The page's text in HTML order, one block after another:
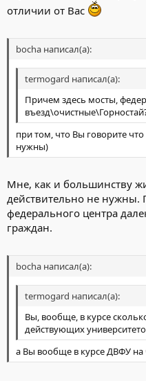
отличии от Вас
bocha написал(а):
termogard написал(а):
Причем здесь мосты,
при том, что Вы говорите
нужны)
Мне, как и большинству
действительно не нужны.
федерального центра
граждан.
bocha написал(а):
termogard написал(а):
Вы, вообще, в курсе
действующих
а Вы вообще в курсе ДВФУ на